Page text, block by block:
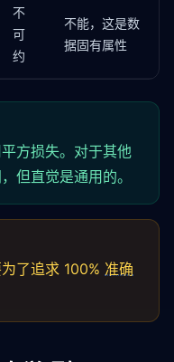
不
可
约
不能，这是数
据固有属性
方损失。对于其他
但直觉是通用的。
了追求 100% 准确